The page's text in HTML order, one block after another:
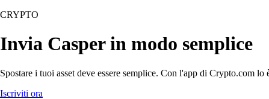
CRYPTO
Invia Casper in modo semplice
Spostare i tuoi asset deve essere semplice. Con l'app di Crypto.com
Iscriviti ora